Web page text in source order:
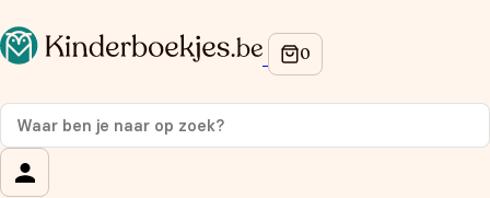
Op de hoogte blijven van onze acties?
Meld je aan voor onze nieuwsbrief en ontvang
korting
Wat is je voornaam?